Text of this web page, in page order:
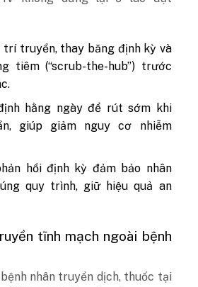
trí truyền, thay băng định kỳ và
tiêm (“scrub-the-hub”) trước
hằng ngày để rút sớm khi
giúp giảm nguy cơ nhiễm
hồi định kỳ đảm bảo nhân
quy trình, giữ hiệu quả an
tĩnh mạch ngoài bệnh
nhân truyền dịch, thuốc tại